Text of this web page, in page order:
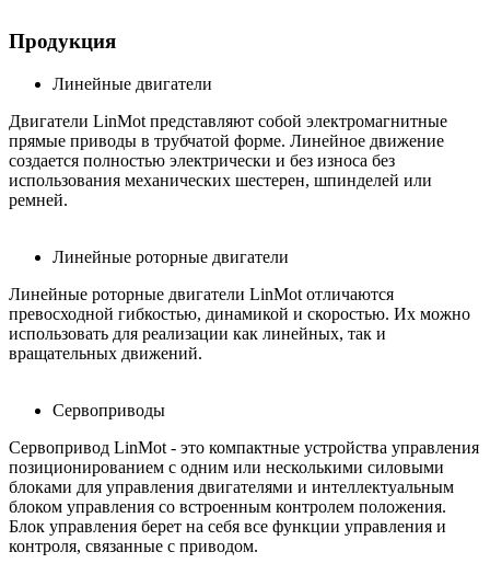
Продукция
Линейные двигатели
Двигатели LinMot представляют собой электромагнитные
прямые приводы в трубчатой ​​форме. Линейное движение
создается полностью электрически и без износа без
использования механических шестерен, шпинделей или
ремней.
Линейные роторные двигатели
Линейные роторные двигатели LinMot отличаются
превосходной гибкостью, динамикой и скоростью. Их можно
использовать для реализации как линейных, так и
вращательных движений.
Сервоприводы
Сервопривод LinMot - это компактные устройства управления
позиционированием с одним или несколькими силовыми
блоками для управления двигателями и интеллектуальным
блоком управления со встроенным контролем положения.
Блок управления берет на себя все функции управления и
контроля, связанные с приводом.